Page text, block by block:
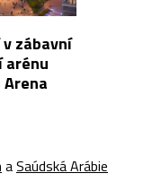
zábavní
aSaúdská Arábie